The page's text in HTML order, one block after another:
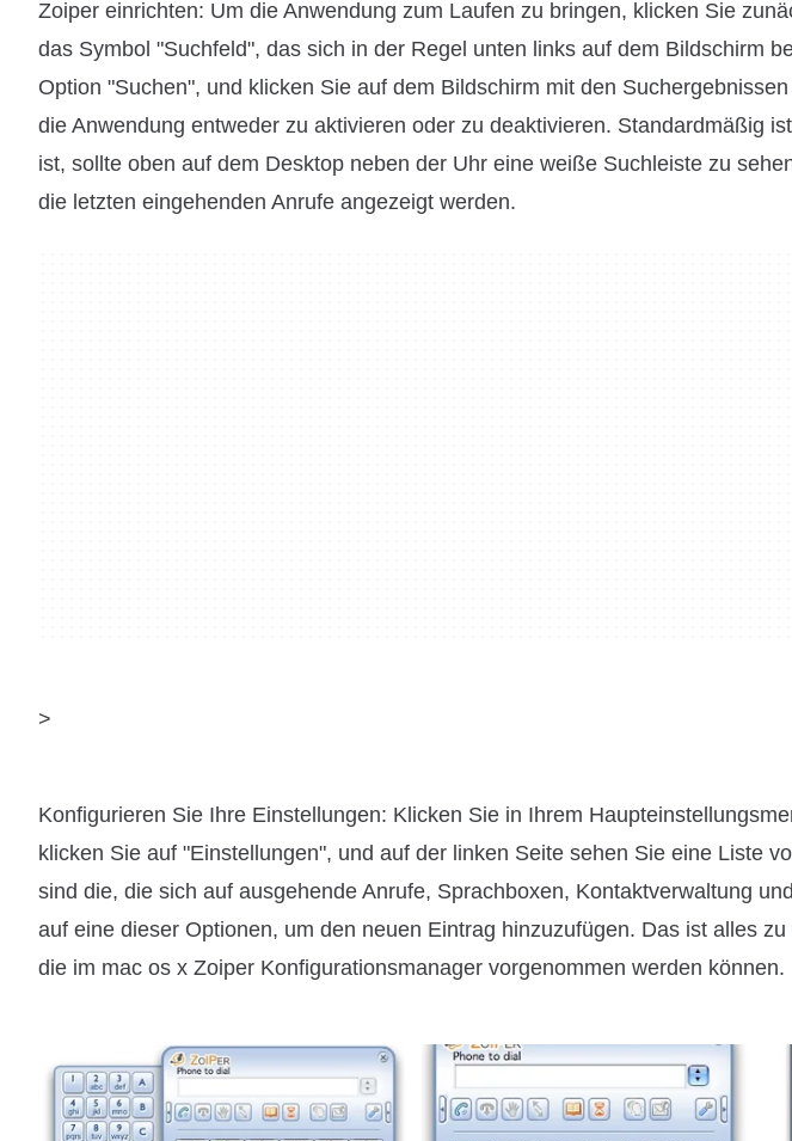
Zoiper einrichten: Um die Anwendung zum Laufen zu bringen, klicken Sie
das Symbol "Suchfeld", das sich in der Regel unten links auf dem Bildschirm
Option "Suchen", und klicken Sie auf dem Bildschirm mit den
die Anwendung entweder zu aktivieren oder zu deaktivieren. Standardmäßig
ist, sollte oben auf dem Desktop neben der Uhr eine weiße Suchleiste zu
die letzten eingehenden Anrufe angezeigt werden.
>
Konfigurieren Sie Ihre Einstellungen: Klicken Sie in Ihrem
klicken Sie auf "Einstellungen", und auf der linken Seite sehen Sie eine Liste
sind die, die sich auf ausgehende Anrufe, Sprachboxen, Kontaktverwaltung
auf eine dieser Optionen, um den neuen Eintrag hinzuzufügen. Das ist alles
die im mac os x Zoiper Konfigurationsmanager vorgenommen werden können.